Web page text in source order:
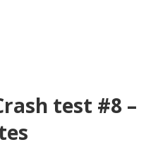
test #8 –